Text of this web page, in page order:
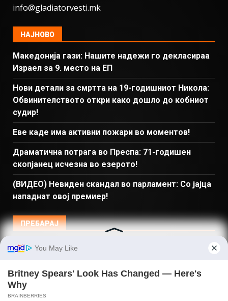
info@gladiatorvesti.mk
НАЈНОВО
Македонија гази: Нашите надежи го декласираа
Израел за 9. место на ЕП
Нови детали за смртта на 19-годишниот Никола:
Обвинителството откри како дошло до кобниот
судир!
Еве каде има активни пожари во моментов!
Драматична потрага во Преспа: 71-годишен
скопјанец исчезна во езерото!
(ВИДЕО) Невиден скандал во парламент: Со јајца
нападнат овој премиер!
ПРЕБАРАЈ
Македонија Спорт